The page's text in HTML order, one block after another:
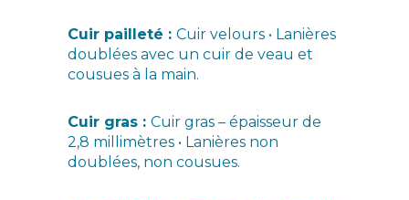
Cuir pailleté : Cuir velours • Lanières
doublées avec un cuir de veau et
cousues à la main.
Cuir gras : Cuir gras – épaisseur de
2,8 millimètres • Lanières non
doublées, non cousues.